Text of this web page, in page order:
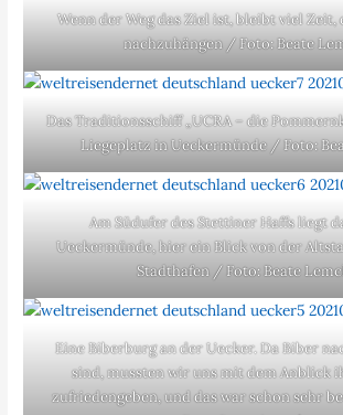
Wenn der Weg das Ziel ist, bleibt viel Zeit,
nachzuhängen / Foto: Beate
Das Traditionsschiff „UCRA – die
Liegeplatz in Ueckermünde / Foto:
Am Südufer des Stettiner Haffs liegt
Ueckermünde, hier ein Blick von der
Stadthafen / Foto: Beate
Eine Biberburg an der Uecker. Da Biber
sind, mussten wir uns mit dem Anblick
zufriedengeben, und das war schon sehr